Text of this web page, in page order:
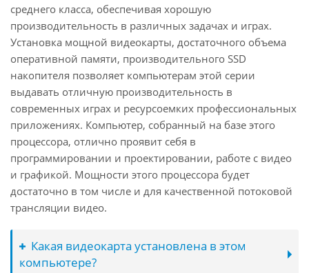
среднего класса, обеспечивая хорошую
производительность в различных задачах и играх.
Установка мощной видеокарты, достаточного объема
оперативной памяти, производительного SSD
накопителя позволяет компьютерам этой серии
выдавать отличную производительность в
современных играх и ресурсоемких профессиональных
приложениях. Компьютер, собранный на базе этого
процессора, отлично проявит себя в
программировании и проектировании, работе с видео
и графикой. Мощности этого процессора будет
достаточно в том числе и для качественной потоковой
трансляции видео.
Какая видеокарта установлена в этом
компьютере?